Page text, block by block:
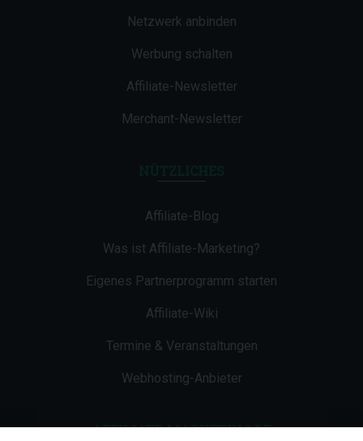
Netzwerk anbinden
Werbung schalten
Affiliate-Newsletter
Merchant-Newsletter
Affiliate-Blog
Was ist Affiliate-Marketing?
Eigenes Partnerprogramm starten
Affiliate-Wiki
Termine & Veranstaltungen
Webhosting-Anbieter
AFFILIATE-MARKETING.DE